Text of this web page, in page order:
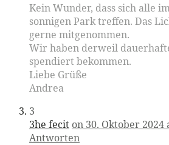
Kein Wunder, dass sich alle
sonnigen Park treffen. Das
gerne mitgenommen.
Wir haben derweil
spendiert bekommen.
Liebe Grüße
Andrea
3
3he fecit on 30. Oktober 2024
Antworten